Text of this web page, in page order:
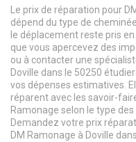
Le prix de réparation pour
dépend du type de
le déplacement reste pris
que vous apercevez des
ou à contacter une
Doville dans le 50250
vos dépenses estimatives.
réparent avec les savoir-
Ramonage selon le type
Demandez votre prix
DM Ramonage à Doville